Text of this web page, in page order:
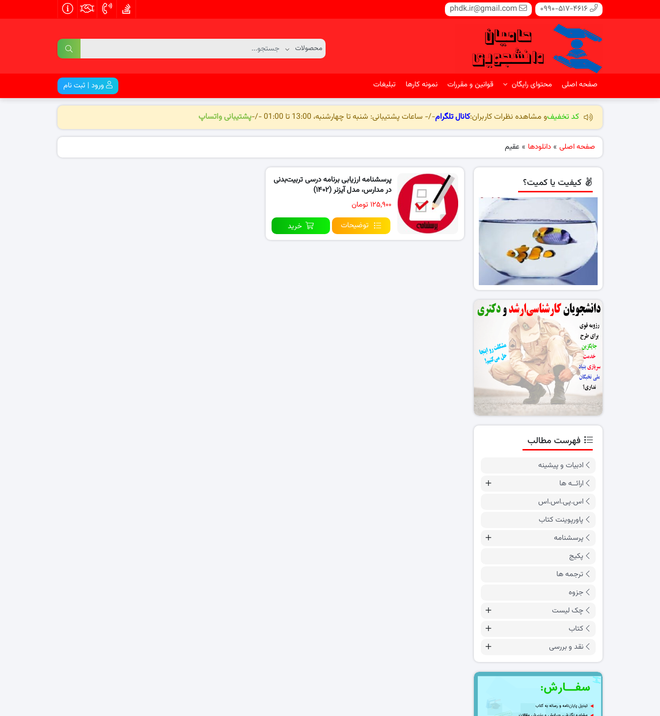
0990-517-4616
phdk.ir@gmail.com
صفحه اصلی محتوای رایگان قوانین و مقررات نمونه کارها تبلیغات ورود | ثبت نام
کد تخفیفو مشاهده نظرات کاربران:کانال تلگرام-/- ساعات پشتیبانی: شنبه تا چهارشنبه، 13:00 تا 01:00 -/- پشتیبانی واتساپ
صفحه اصلی » دانلودها » عقیم
پرسشنامه ارزیابی برنامه درسی تربیت‌بدنی
در مدارس، مدل آیزنر (۱۴۰۲)
۱۲۵,۹۰۰ تومان
توضیحات
خرید
کیفیت یا کمیت؟
فهرست مطالب
ادبیات و پیشینه
ارائــه ها
اس.پی.اس.اس
پاورپوینت کتاب
پرسشنامه
پکیج
ترجمه ها
جزوه
چک لیست
کتاب
نقد و بررسی